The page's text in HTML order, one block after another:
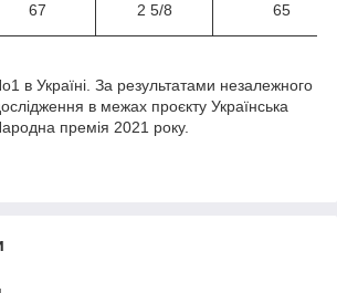
67 2 5/8 65
в Україні. За результатами незалежного
в межах проєкту Українська
премія 2021 року.